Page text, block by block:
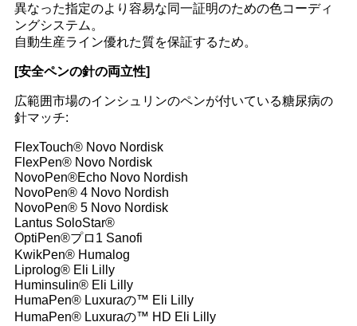
地
図
PRIVACY
POLICY
異なった指定のより容易な同一証明のための色コーディ
ングシステム。
自動生産ライン優れた質を保証するため。
[安全ペンの針の両立性]
広範囲市場のインシュリンのペンが付いている糖尿病の
針マッチ:
FlexTouch® Novo Nordisk
FlexPen® Novo Nordisk
NovoPen®Echo Novo Nordish
NovoPen® 4 Novo Nordish
NovoPen® 5 Novo Nordisk
Lantus SoloStar®
OptiPen®プロ1 Sanofi
KwikPen® Humalog
Liprolog® Eli Lilly
Huminsulin® Eli Lilly
HumaPen® Luxuraの™ Eli Lilly
HumaPen® Luxuraの™ HD Eli Lilly